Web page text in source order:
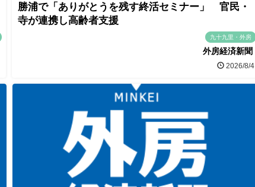
勝浦で「ありがとうを残す終活セミナー」 官民・
寺が連携し高齢者支援
九十九里・外房
外房経済新聞
2026/8/4